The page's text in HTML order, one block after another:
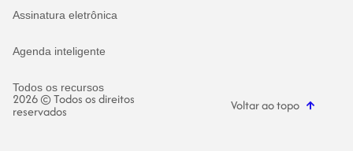
Assinatura eletrônica
Agenda inteligente
Todos os recursos
2026 © Todos os direitos
reservados Voltar ao topo